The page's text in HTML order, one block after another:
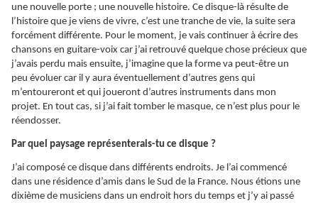
une nouvelle porte ; une nouvelle histoire. Ce disque-là résulte de
l’histoire que je viens de vivre, c’est une tranche de vie, la suite sera
forcément différente. Pour le moment, je vais continuer à écrire des
chansons en guitare-voix car j’ai retrouvé quelque chose précieux que
j’avais perdu mais ensuite, j’imagine que la forme va peut-être un
peu évoluer car il y aura éventuellement d’autres gens qui
m’entoureront et qui joueront d’autres instruments dans mon
projet. En tout cas, si j’ai fait tomber le masque, ce n’est plus pour le
réendosser.
Par quel paysage représenterais-tu ce disque ?
J’ai composé ce disque dans différents endroits. Je l’ai commencé
dans une résidence d’amis dans le Sud de la France. Nous étions une
dixième de musiciens dans un endroit hors du temps et j’y ai passé